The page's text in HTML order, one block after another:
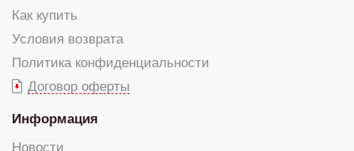
Как купить
Условия возврата
Политика конфиденциальности
Договор оферты
Информация
Новости